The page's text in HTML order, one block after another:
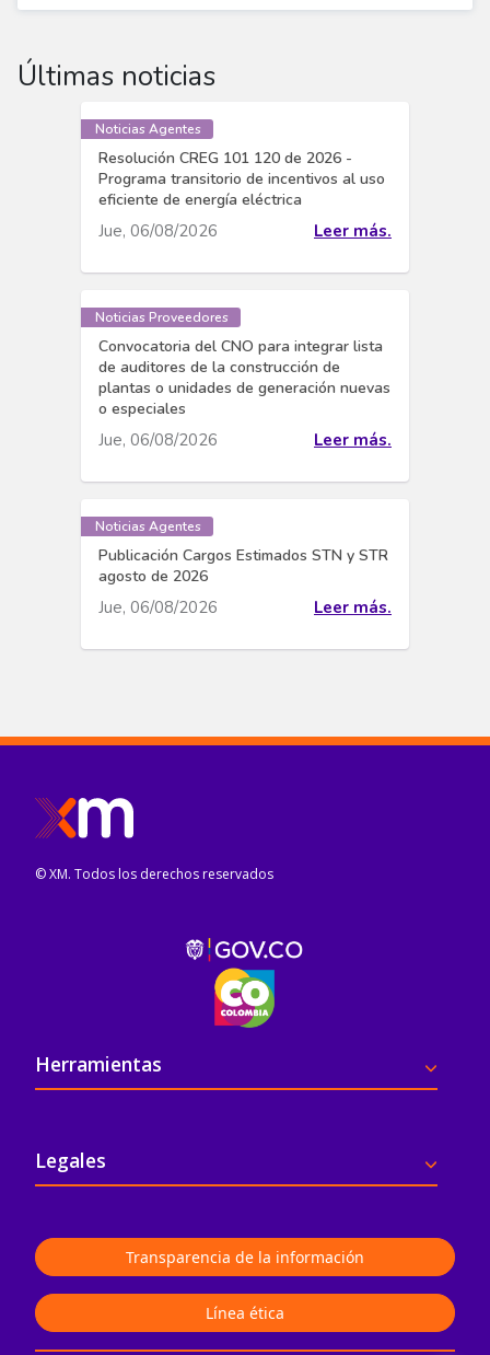
Últimas noticias
Noticias Agentes
Resolución CREG 101 120 de 2026 -
Programa transitorio de incentivos al uso
eficiente de energía eléctrica
Jue, 06/08/2026 Leer más.
Noticias Proveedores
Convocatoria del CNO para integrar lista
de auditores de la construcción de
plantas o unidades de generación nuevas
o especiales
Jue, 06/08/2026 Leer más.
Noticias Agentes
Publicación Cargos Estimados STN y STR
agosto de 2026
Jue, 06/08/2026 Leer más.
© XM. Todos los derechos reservados
Pie de página
Herramientas
Legales
Transparencia de la información
Línea ética